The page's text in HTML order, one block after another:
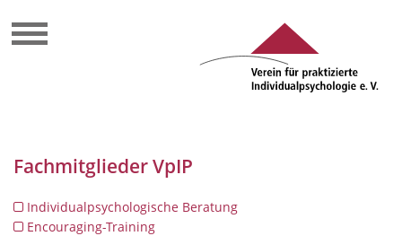
Fachmitglieder VpIP
Individualpsychologische Beratung
Encouraging-Training